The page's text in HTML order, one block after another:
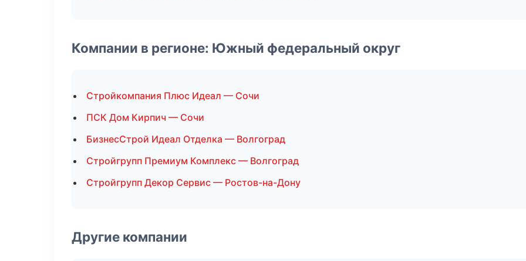
Компании в регионе: Южный федеральный округ
Стройкомпания Плюс Идеал — Сочи
ПСК Дом Кирпич — Сочи
БизнесСтрой Идеал Отделка — Волгоград
Стройгрупп Премиум Комплекс — Волгоград
Стройгрупп Декор Сервис — Ростов-на-Дону
Другие компании